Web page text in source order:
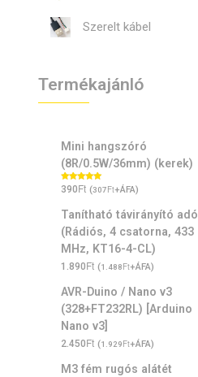
Szerelt kábel
Termékajánló
Mini hangszóró
(8R/0.5W/36mm) (kerek)
Értékelés:
5.00/ 5
390Ft (307Ft+ÁFA)
Tanítható távirányító adó
(Rádiós, 4 csatorna, 433
MHz, KT16-4-CL)
1.890Ft (1.488Ft+ÁFA)
AVR-Duino / Nano v3
(328+FT232RL) [Arduino
Nano v3]
2.450Ft (1.929Ft+ÁFA)
M3 fém rugós alátét